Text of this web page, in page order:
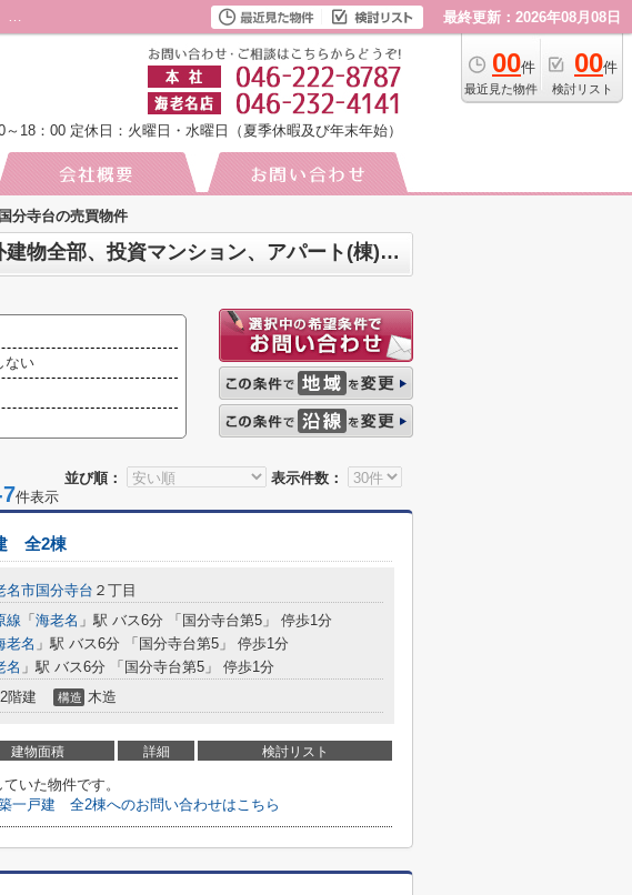
海老名市国分寺台のマンション、戸建、土地、店舗、事務所、住宅以外建物全部、投資マンション、アパート(棟)、マンション(棟)、ビル、戸建、店舗事務所、その他、土地一覧｜厚木・海老名の土地｜株式会社厚木地所 海老名店 最終更新：2026年08月08日
00件
最近見た物件
00件
検討リスト
～18：00 定休日：火曜日・水曜日（夏季休暇及び年末年始）
国分寺台の売買物件
海老名市国分寺台 マンション、戸建、土地、店舗、事務所、住宅以外建物全部、投資マンション、アパート(棟)、マンション(棟)、ビル、戸建、店舗事務所、その他、土地一覧
ない
並び順： 表示件数：
件表示
全2棟
名市国分寺台 ２丁目
線 「 海老名 」駅 バス6分 「国分寺台第5」 停歩1分
老名 」駅 バス6分 「国分寺台第5」 停歩1分
名 」駅 バス6分 「国分寺台第5」 停歩1分
2階建 構造 木造
建物面積 詳細 検討リスト
いた物件です。
戸建 全2棟へのお問い合わせはこちら